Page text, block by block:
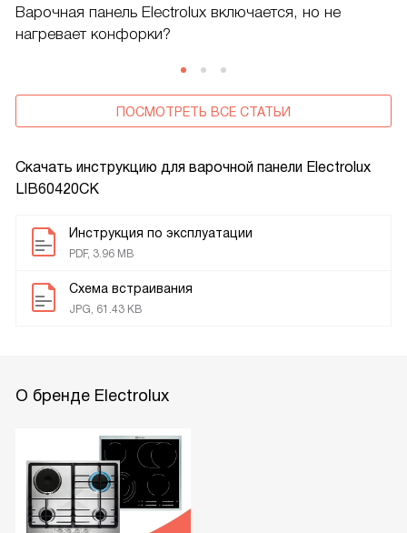
Скачать инструкцию для варочной панели Electrolux
LIB60420CK
Инструкция по эксплуатации
PDF, 3.96 MB
Схема встраивания
JPG, 61.43 KB
Варочная панель Electrolux включается, но не
нагревает конфорки?
ПОСМОТРЕТЬ ВСЕ СТАТЬИ
О бренде Electrolux